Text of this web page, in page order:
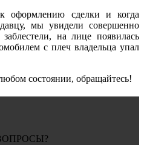
оформлению сделки и когда
мы увидели совершенно
заблестели, на лице появилась
с плеч владельца упал
состоянии, обращайтесь!